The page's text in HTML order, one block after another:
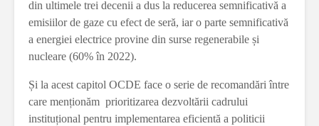
din ultimele trei decenii a dus la reducerea semnificativă a
emisiilor de gaze cu efect de seră, iar o parte semnificativă
a energiei electrice provine din surse regenerabile și
nucleare (60% în 2022).
Și la acest capitol OCDE face o serie de recomandări între
care menționăm prioritizarea dezvoltării cadrului
instituțional pentru implementarea eficientă a politicii